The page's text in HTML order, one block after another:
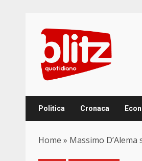
content
Politica Cronaca
Home » Massimo